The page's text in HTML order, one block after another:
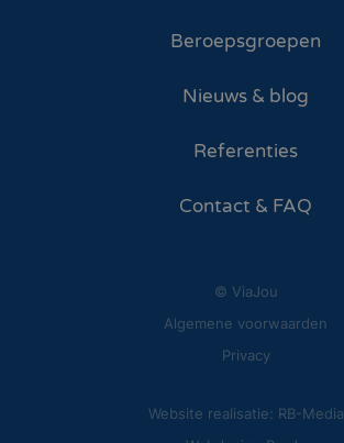
Beroepsgroepen
Nieuws & blog
Referenties
Contact & FAQ
© ViaJou
Algemene voorwaarden
Privacy
Website realisatie: RB-Media